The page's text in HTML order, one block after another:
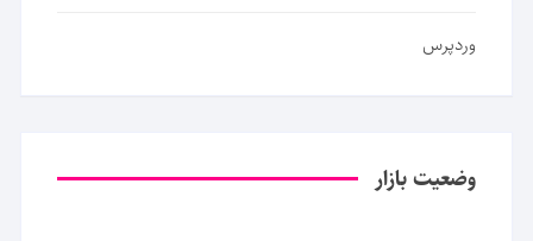
وردپرس
وضعیت بازار